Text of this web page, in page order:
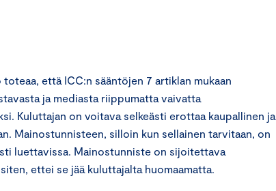
että ICC:n sääntöjen 7 artiklan mukaan
ja mediasta riippumatta vaivatta
Kuluttajan on voitava selkeästi erottaa kaupallinen ja
Mainostunnisteen, silloin kun sellainen tarvitaan, on
luettavissa. Mainostunniste on sijoitettava
ettei se jää kuluttajalta huomaamatta.